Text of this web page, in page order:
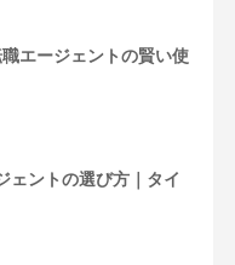
エージェントの賢い使
ェントの選び方｜タイ